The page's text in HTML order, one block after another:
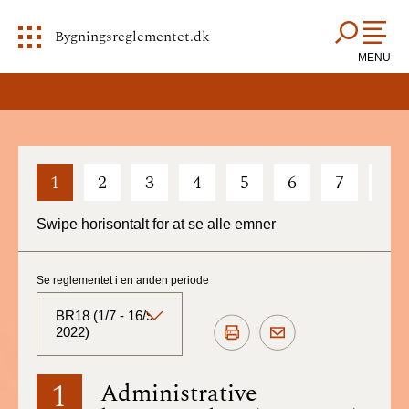
Bygningsreglementet.dk
MENU
1 2 3 4 5 6 7
Swipe horisontalt for at se alle emner
1 Administrative
Se reglementet i en anden periode
BR18 (1/7 - 16/9
2022)
BR18 (Aktuelt)